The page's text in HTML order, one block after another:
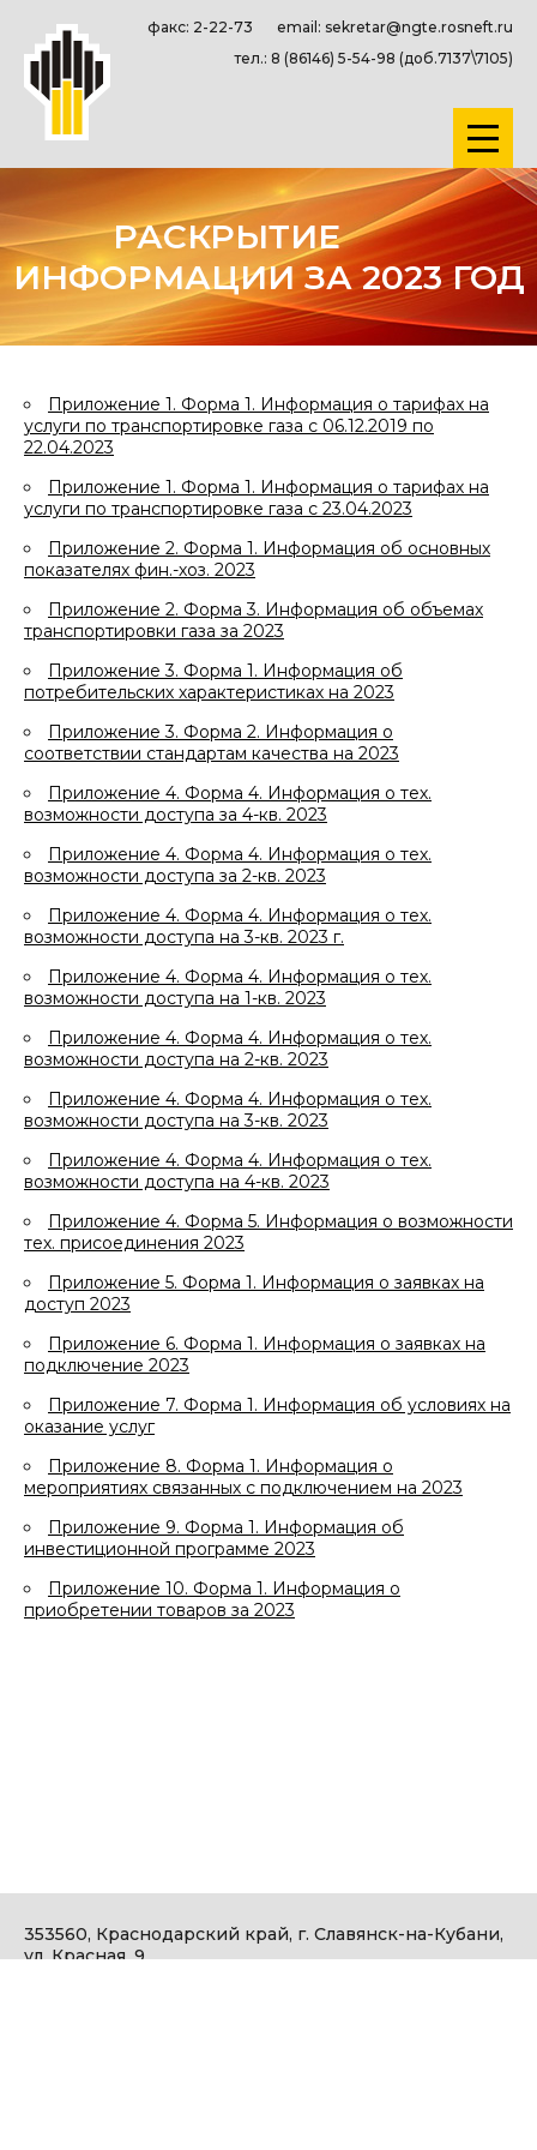
email: sekretar@ngte.rosneft.ru
факс: 2-22-73
тел.: 8 (86146) 5-54-98 (доб.7137\7105)
РАСКРЫТИЕ
ИНФОРМАЦИИ ЗА 2023 ГОД
Приложение 1. Форма 1. Информация о тарифах на
услуги по транспортировке газа с 06.12.2019 по
22.04.2023
Приложение 1. Форма 1. Информация о тарифах на
услуги по транспортировке газа с 23.04.2023
Приложение 2. Форма 1. Информация об основных
показателях фин.-хоз. 2023
Приложение 2. Форма 3. Информация об объемах
транспортировки газа за 2023
Приложение 3. Форма 1. Информация об
потребительских характеристиках на 2023
Приложение 3. Форма 2. Информация о
соответствии стандартам качества на 2023
Приложение 4. Форма 4. Информация о тех.
возможности доступа за 4-кв. 2023
Приложение 4. Форма 4. Информация о тех.
возможности доступа за 2-кв. 2023
Приложение 4. Форма 4. Информация о тех.
возможности доступа на 3-кв. 2023 г.
Приложение 4. Форма 4. Информация о тех.
возможности доступа на 1-кв. 2023
Приложение 4. Форма 4. Информация о тех.
возможности доступа на 2-кв. 2023
Приложение 4. Форма 4. Информация о тех.
возможности доступа на 3-кв. 2023
Приложение 4. Форма 4. Информация о тех.
возможности доступа на 4-кв. 2023
Приложение 4. Форма 5. Информация о возможности
тех. присоединения 2023
Приложение 5. Форма 1. Информация о заявках на
доступ 2023
Приложение 6. Форма 1. Информация о заявках на
подключение 2023
Приложение 7. Форма 1. Информация об условиях на
оказание услуг
Приложение 8. Форма 1. Информация о
мероприятиях связанных с подключением на 2023
Приложение 9. Форма 1. Информация об
инвестиционной программе 2023
Приложение 10. Форма 1. Информация о
приобретении товаров за 2023
353560, Краснодарский край, г. Славянск-на-Кубани,
ул. Красная, 9